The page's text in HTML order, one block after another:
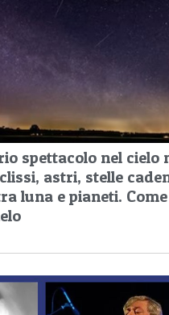
spettacolo nel cielo
astri, stelle
luna e pianeti.